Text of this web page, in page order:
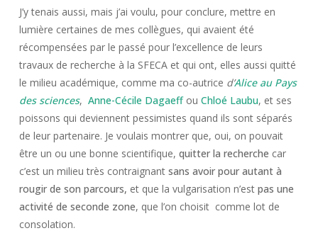
J’y tenais aussi, mais j’ai voulu, pour conclure, mettre en
lumière certaines de mes collègues, qui avaient été
récompensées par le passé pour l’excellence de leurs
travaux de recherche à la SFECA et qui ont, elles aussi quitté
le milieu académique, comme ma co-autrice d’Alice au Pays
des sciences, Anne-Cécile Dagaeff ou Chloé Laubu, et ses
poissons qui deviennent pessimistes quand ils sont séparés
de leur partenaire. Je voulais montrer que, oui, on pouvait
être un ou une bonne scientifique, quitter la recherche car
c’est un milieu très contraignant sans avoir pour autant à
rougir de son parcours, et que la vulgarisation n’est pas une
activité de seconde zone, que l’on choisit comme lot de
consolation.